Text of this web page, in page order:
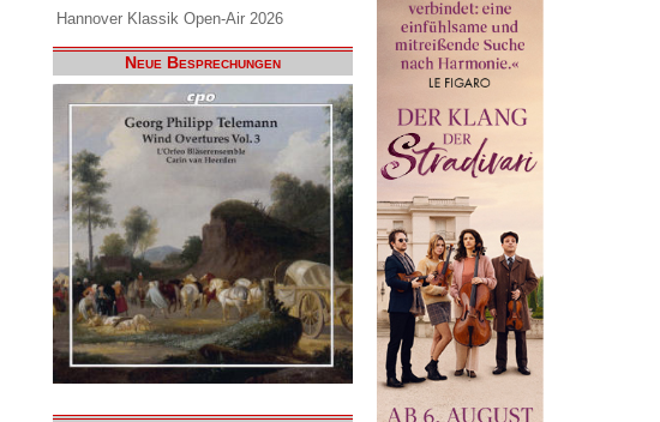
Hannover Klassik Open-Air 2026
Neue Besprechungen